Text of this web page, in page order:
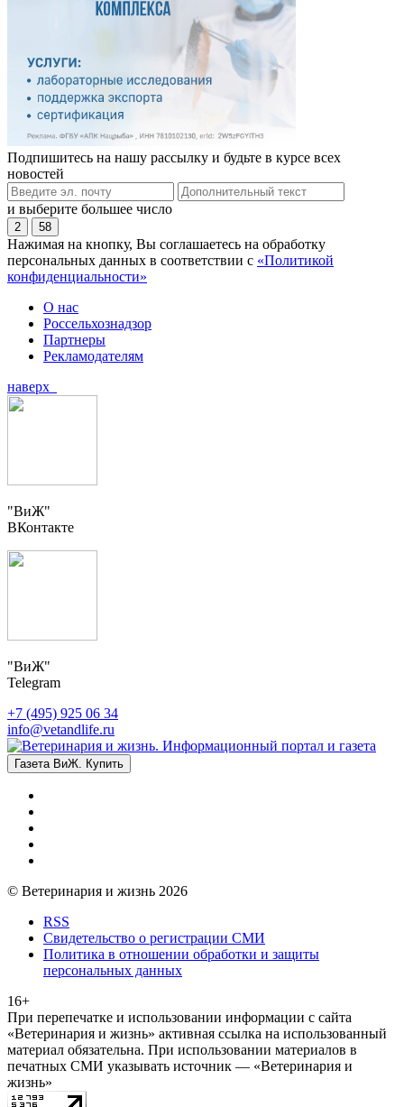
Подпишитесь на нашу рассылку и будьте в курсе всех
новостей
и выберите большее число
2 58
Нажимая на кнопку, Вы соглашаетесь на обработку
персональных данных в соответствии с «Политикой
конфиденциальности»
О нас
Россельхознадзор
Партнеры
Рекламодателям
наверх
"ВиЖ"
ВКонтакте
"ВиЖ"
Telegram
+7 (495) 925 06 34
info@vetandlife.ru
Газета ВиЖ. Купить
© Ветеринария и жизнь 2026
RSS
Свидетельство о регистрации СМИ
Политика в отношении обработки и защиты
персональных данных
16+
При перепечатке и использовании информации с сайта
«Ветеринария и жизнь» активная ссылка на использованный
материал обязательна. При использовании материалов в
печатных СМИ указывать источник — «Ветеринария и
жизнь»